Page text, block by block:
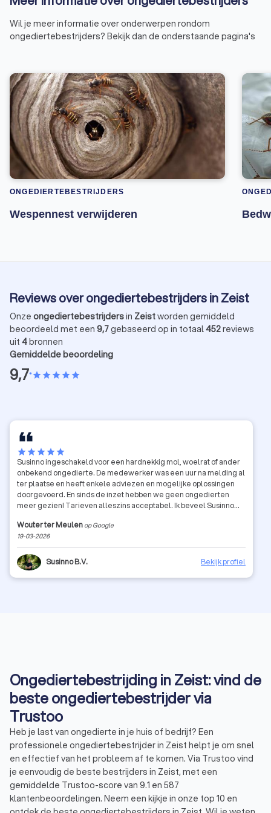
Wil je meer informatie over onderwerpen rondom
ongediertebestrijders? Bekijk dan de onderstaande pagina's
ONGEDIERTEBESTRIJDERS
Wespennest verwijderen
Reviews over ongediertebestrijders in Zeist
Onze ongediertebestrijdersin Zeistworden gemiddeld
beoordeeld met een 9,7gebaseerd op in totaal452reviews
uit 4bronnen
Gemiddelde beoordeling
9,7•starstarstarstarstar
starstarstarstarstar
Susinno ingeschakeld voor een hardnekkig mol, woelrat of ander
onbekend ongedierte. De medewerker was een uur na melding al
ter plaatse en heeft enkele adviezen en mogelijke oplossingen
doorgevoerd. En sinds de inzet hebben we geen ongedierten
meer gezien! Tarieven alleszins acceptabel. Ik beveel Susinno
Wouter ter Meulen op Google
19-03-2026
Susinno B.V. Bekijk profiel
Ongediertebestrijding in Zeist: vind de
beste ongediertebestrijder via
Trustoo
Heb je last van ongedierte in je huis of bedrijf? Een
professionele ongediertebestrijder in Zeist helpt je om snel
en effectief van het probleem af te komen. Via Trustoo vind
je eenvoudig de beste bestrijders in Zeist, met een
gemiddelde Trustoo-score van 9.1 en 587
klantenbeoordelingen. Neem een kijkje in onze top 10 en